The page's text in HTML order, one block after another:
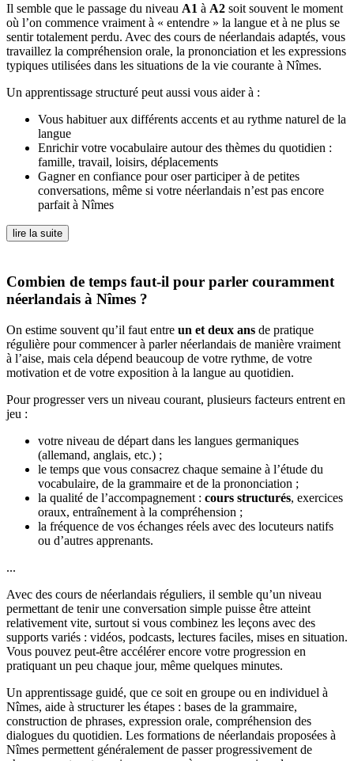
Il semble que le passage du niveau A1 à A2 soit souvent le moment
où l’on commence vraiment à « entendre » la langue et à ne plus se
sentir totalement perdu. Avec des cours de néerlandais adaptés, vous
travaillez la compréhension orale, la prononciation et les expressions
typiques utilisées dans les situations de la vie courante à Nîmes.
Un apprentissage structuré peut aussi vous aider à :
Vous habituer aux différents accents et au rythme naturel de la
langue
Enrichir votre vocabulaire autour des thèmes du quotidien :
famille, travail, loisirs, déplacements
Gagner en confiance pour oser participer à de petites
conversations, même si votre néerlandais n’est pas encore
parfait à Nîmes
lire la suite
Combien de temps faut-il pour parler couramment
néerlandais à Nîmes ?
On estime souvent qu’il faut entre un et deux ans de pratique
régulière pour commencer à parler néerlandais de manière vraiment
à l’aise, mais cela dépend beaucoup de votre rythme, de votre
motivation et de votre exposition à la langue au quotidien.
Pour progresser vers un niveau courant, plusieurs facteurs entrent en
jeu :
votre niveau de départ dans les langues germaniques
(allemand, anglais, etc.) ;
le temps que vous consacrez chaque semaine à l’étude du
vocabulaire, de la grammaire et de la prononciation ;
la qualité de l’accompagnement : cours structurés, exercices
oraux, entraînement à la compréhension ;
la fréquence de vos échanges réels avec des locuteurs natifs
ou d’autres apprenants.
...
Avec des cours de néerlandais réguliers, il semble qu’un niveau
permettant de tenir une conversation simple puisse être atteint
relativement vite, surtout si vous combinez les leçons avec des
supports variés : vidéos, podcasts, lectures faciles, mises en situation.
Vous pouvez peut-être accélérer encore votre progression en
pratiquant un peu chaque jour, même quelques minutes.
Un apprentissage guidé, que ce soit en groupe ou en individuel à
Nîmes, aide à structurer les étapes : bases de la grammaire,
construction de phrases, expression orale, compréhension des
dialogues du quotidien. Les formations de néerlandais proposées à
Nîmes permettent généralement de passer progressivement de